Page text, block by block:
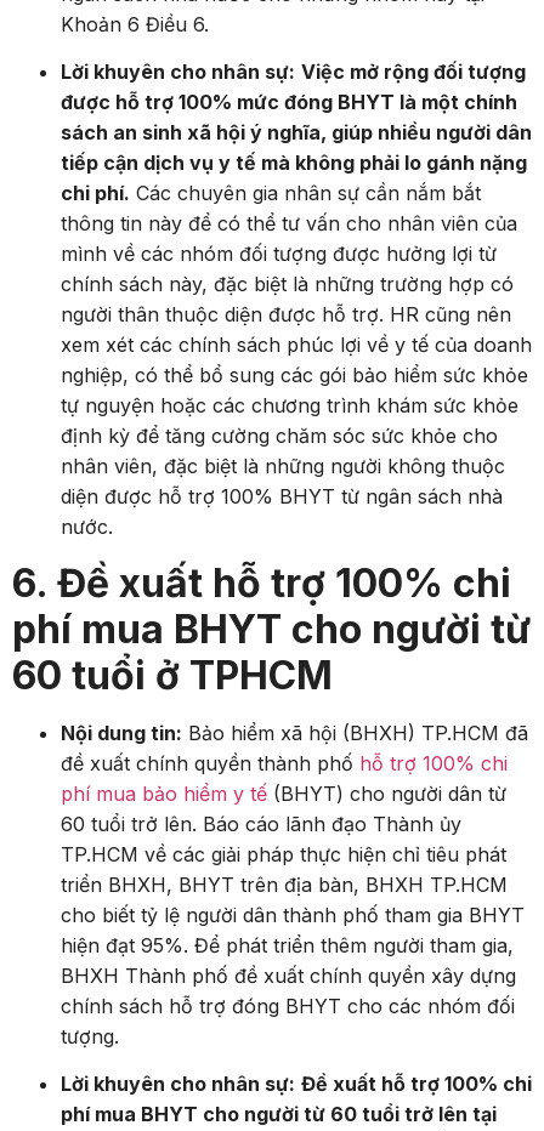
Khoản 6 Điều 6.
Lời khuyên cho nhân sự: Việc mở rộng đối tượng
được hỗ trợ 100% mức đóng BHYT là một chính
sách an sinh xã hội ý nghĩa, giúp nhiều người dân
tiếp cận dịch vụ y tế mà không phải lo gánh nặng
chi phí. Các chuyên gia nhân sự cần nắm bắt
thông tin này để có thể tư vấn cho nhân viên của
mình về các nhóm đối tượng được hưởng lợi từ
chính sách này, đặc biệt là những trường hợp có
người thân thuộc diện được hỗ trợ. HR cũng nên
xem xét các chính sách phúc lợi về y tế của doanh
nghiệp, có thể bổ sung các gói bảo hiểm sức khỏe
tự nguyện hoặc các chương trình khám sức khỏe
định kỳ để tăng cường chăm sóc sức khỏe cho
nhân viên, đặc biệt là những người không thuộc
diện được hỗ trợ 100% BHYT từ ngân sách nhà
nước.
6. Đề xuất hỗ trợ 100% chi
phí mua BHYT cho người từ
60 tuổi ở TPHCM
Nội dung tin: Bảo hiểm xã hội (BHXH) TP.HCM đã
đề xuất chính quyền thành phố hỗ trợ 100% chi
phí mua bảo hiểm y tế (BHYT) cho người dân từ
60 tuổi trở lên. Báo cáo lãnh đạo Thành ủy
TP.HCM về các giải pháp thực hiện chỉ tiêu phát
triển BHXH, BHYT trên địa bàn, BHXH TP.HCM
cho biết tỷ lệ người dân thành phố tham gia BHYT
hiện đạt 95%. Để phát triển thêm người tham gia,
BHXH Thành phố đề xuất chính quyền xây dựng
chính sách hỗ trợ đóng BHYT cho các nhóm đối
tượng.
Lời khuyên cho nhân sự: Đề xuất hỗ trợ 100% chi
phí mua BHYT cho người từ 60 tuổi trở lên tại